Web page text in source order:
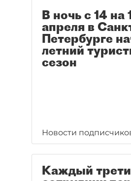
В ночь с 14 на
апреля в
Петербурге
летний
сезон
Новости
Каждый